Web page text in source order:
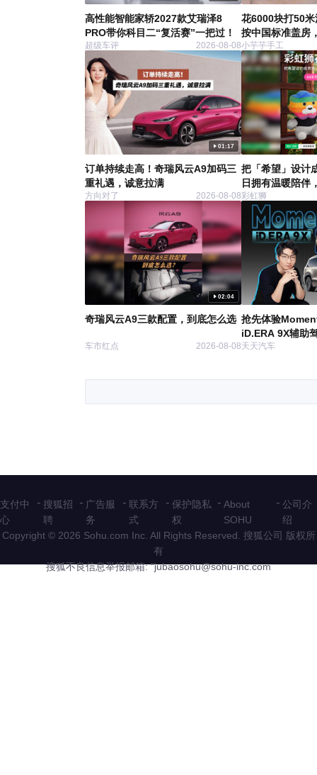
高性能智能家轿2027款艾瑞泽8
PRO带你科目二“复活赛”一把过！
超级车评 2026-08-08
花6000块打50
按中国标准盖房
小芋芋手工
01:17
订单持续走高！奇瑞风云A9加码三
重礼遇，诚意拉满
方向对了 2026-08-08
把「希望」设计
日拥有温暖陪伴
系列表情包上线
彩虹狮
02:04
奇瑞风云A9三款配置，到底怎么选
车市红点 2026-08-08
抢先体验
iD.ERA 9X辅助
天天汽车
支付中
心
- 搜狐招
聘
- 广告服
务
- 联系方
式
- 保护隐私
权
- About
SOHU
- 公司介
绍
Copyright © 2026 Sohu.com Inc. All Rights Reserved. 搜狐公司 版权所
有
搜狐不良信息举报邮箱: "jubaosohu@sohu-inc.com